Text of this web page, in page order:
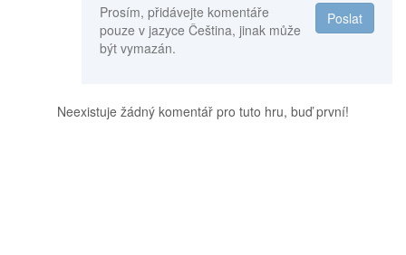
Poslat
Prosím, přidávejte komentáře
pouze v jazyce Čeština, jinak může
být vymazán.
Neexistuje žádný komentář pro tuto hru, buď první!